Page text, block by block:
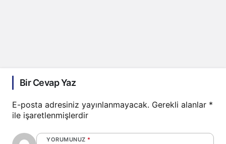
Bir Cevap Yaz
E-posta adresiniz yayınlanmayacak. Gerekli alanlar *
ile işaretlenmişlerdir
YORUMUNUZ *